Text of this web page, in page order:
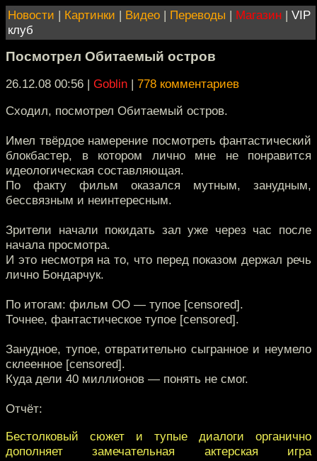
Новости | Картинки | Видео | Переводы | Магазин | VIP
клуб
Посмотрел Обитаемый остров
26.12.08 00:56 | Goblin | 778 комментариев
Сходил, посмотрел Обитаемый остров.
Имел твёрдое намерение посмотреть фантастический
блокбастер, в котором лично мне не понравится
идеологическая составляющая.
По факту фильм оказался мутным, занудным,
бессвязным и неинтересным.
Зрители начали покидать зал уже через час после
начала просмотра.
И это несмотря на то, что перед показом держал речь
лично Бондарчук.
По итогам: фильм ОО — тупое [censored].
Точнее, фантастическое тупое [censored].
Занудное, тупое, отвратительно сыгранное и неумело
склеенное [censored].
Куда дели 40 миллионов — понять не смог.
Отчёт:
Бестолковый сюжет и тупые диалоги органично
дополняет замечательная актерская игра